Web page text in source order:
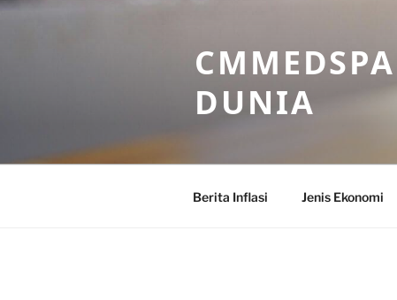
Skip
DUNIA
Berita Inflasi Jenis Ekonomi